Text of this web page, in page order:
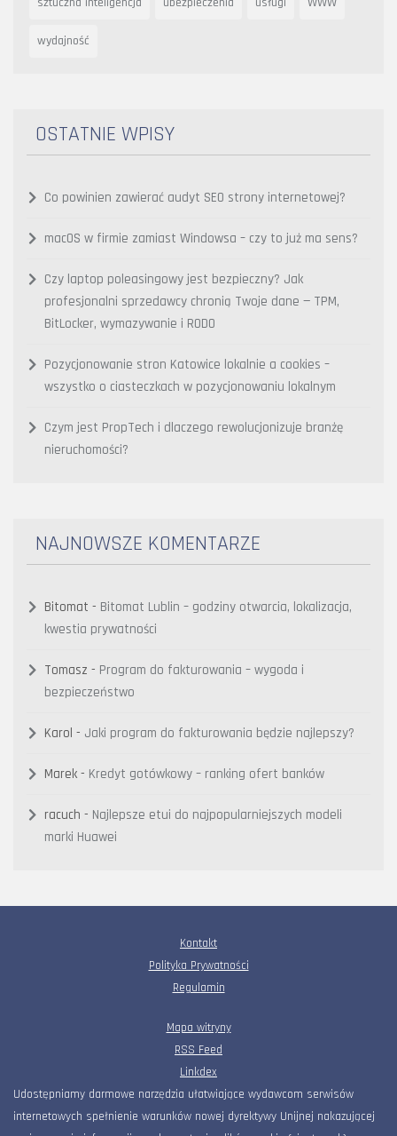
wydajność
OSTATNIE WPISY
Co powinien zawierać audyt SEO strony internetowej?
macOS w firmie zamiast Windowsa – czy to już ma sens?
Czy laptop poleasingowy jest bezpieczny? Jak
profesjonalni sprzedawcy chronią Twoje dane — TPM,
BitLocker, wymazywanie i RODO
Pozycjonowanie stron Katowice lokalnie a cookies –
wszystko o ciasteczkach w pozycjonowaniu lokalnym
Czym jest PropTech i dlaczego rewolucjonizuje branżę
nieruchomości?
NAJNOWSZE KOMENTARZE
Bitomat - Bitomat Lublin – godziny otwarcia, lokalizacja,
kwestia prywatności
Tomasz - Program do fakturowania – wygoda i
bezpieczeństwo
Karol - Jaki program do fakturowania będzie najlepszy?
Marek - Kredyt gotówkowy – ranking ofert banków
racuch - Najlepsze etui do najpopularniejszych modeli
marki Huawei
Kontakt
Polityka Prywatności
Regulamin
Mapa witryny
RSS Feed
Linkdex
Udostępniamy darmowe narzędzia ułatwiające wydawcom serwisów
internetowych spełnienie warunków nowej dyrektywy Unijnej nakazującej